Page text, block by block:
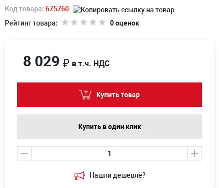
Код товара: 675760
Рейтинг товара:
0 оценок
Нашли дешевле?
8 029 ₽ в т.ч. НДС
Купить товар
Купить в один клик